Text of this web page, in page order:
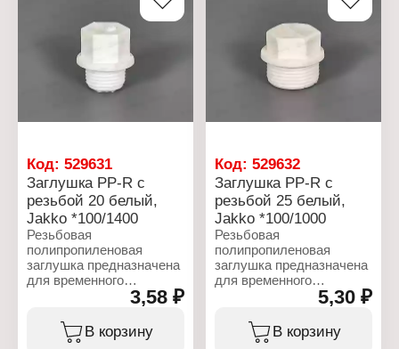
Код: 529631
Заглушка PP-R с
резьбой 20 белый,
Jakko *100/1400
Резьбовая
полипропиленовая
заглушка предназначена
для временного
закрытия внутреннего
резьбового соединения.
В основном
используется для
3,58 ₽
В корзину
Код:529632
Заглушка PP-R с
резьбой 25 белый,
Jakko *100/1000
Резьбовая
полипропиленовая
заглушка предназначена
для временного
закрытия внутреннего
резьбового соединения.
В основном
используется для
5,30 ₽
В корзину